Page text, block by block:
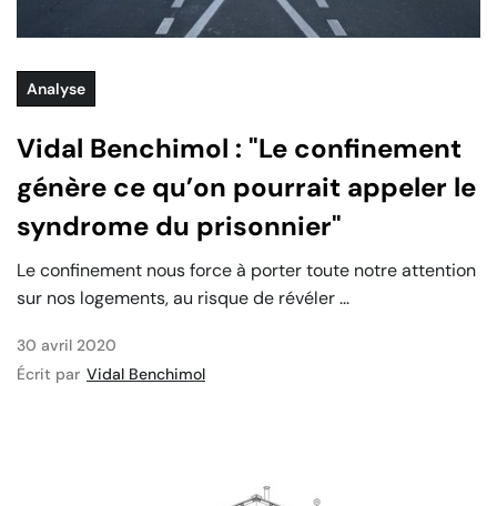
Analyse
Vidal Benchimol : "Le confinement
génère ce qu’on pourrait appeler le
syndrome du prisonnier"
Le confinement nous force à porter toute notre attention
sur nos logements, au risque de révéler ...
30 avril 2020
Écrit par Vidal Benchimol